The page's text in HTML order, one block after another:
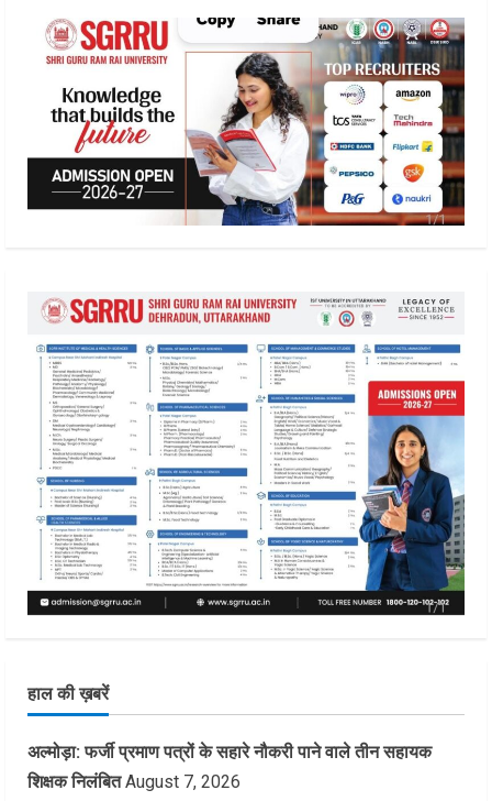
हाल की ख़बरें
अल्मोड़ा: फर्जी प्रमाण पत्रों के सहारे नौकरी पाने वाले तीन सहायक
शिक्षक निलंबित August 7, 2026